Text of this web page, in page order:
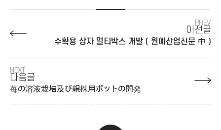
PREV
이전글
수확용 상자 멀티박스 개발 ( 원예산업신문 中 )
NEXT
다음글
苺の溶液栽培及び親株用ポットの開発